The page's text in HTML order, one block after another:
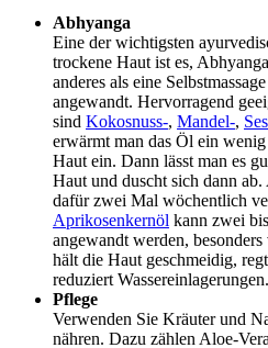
Abhyanga
Eine der wichtigsten
trockene Haut ist es,
anderes als eine
angewandt. Hervorragend
sind Kokosnuss-, Mandel-,
erwärmt man das Öl ein
Haut ein. Dann lässt man es
Haut und duscht sich dann
dafür zwei Mal wöchentlich
Aprikosenkernöl kann zwei
angewandt werden,
hält die Haut geschmeidig,
reduziert Wassereinlagerungen.
Pflege
Verwenden Sie Kräuter und
nähren. Dazu zählen Aloe-